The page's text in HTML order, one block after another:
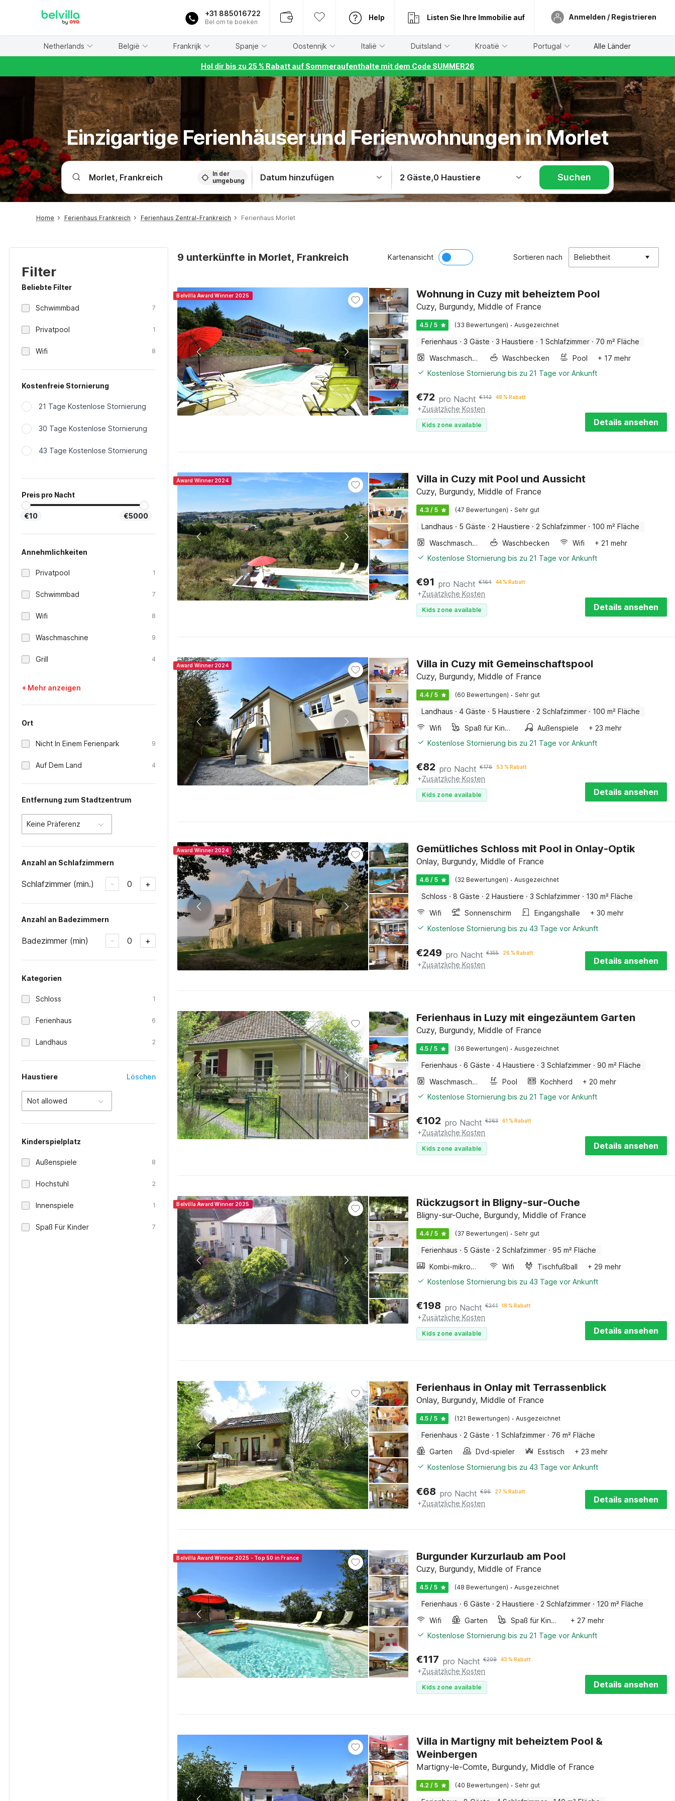
+31 885016722
Bel om te boeken
Help Listen Sie Ihre Immobilie auf Anmelden / Registrieren
Netherlands België Frankrijk Spanje Oostenrijk Italië Duitsland Kroatië Portugal Alle Länder
Hol dir bis zu 25 % Rabatt auf Sommeraufenthalte mit dem Code SUMMER26
Einzigartige Ferienhäuser und Ferienwohnungen in Morlet
In der
umgebung
Datum hinzufügen 2 Gäste,0 Haustiere Suchen
Home Ferienhaus Frankreich Ferienhaus Zentral-Frankreich Ferienhaus Morlet
Filter
Beliebte Filter
Schwimmbad 7
Privatpool 1
Wifi 8
Kostenfreie Stornierung
21 Tage Kostenlose Stornierung
30 Tage Kostenlose Stornierung
43 Tage Kostenlose Stornierung
Preis pro Nacht
€10 €5000
Annehmlichkeiten
Privatpool 1
Schwimmbad 7
Wifi 8
Waschmaschine 9
Grill 4
+ Mehr anzeigen
Ort
Nicht In Einem Ferienpark 9
Auf Dem Land 4
Entfernung zum Stadtzentrum
Keine Präferenz
Anzahl an Schlafzimmern
Schlafzimmer (min.) - 0 +
Anzahl an Badezimmern
Badezimmer (min) - 0 +
Kategorien
Schloss 1
Ferienhaus 6
Landhaus 2
Haustiere Löschen
Not allowed
Kinderspielplatz
Außenspiele 8
Hochstuhl 2
Innenspiele 1
Spaß Für Kinder 7
9 unterkünfte in Morlet, Frankreich Kartenansicht Sortieren nach Beliebtheit
Belvilla Award Winner 2025 Wohnung in Cuzy mit beheiztem Pool
Cuzy, Burgundy, Middle of France
4.5 / 5 (33 Bewertungen) · Ausgezeichnet
Ferienhaus · 3 Gäste · 3 Haustiere · 1 Schlafzimmer · 70 m² Fläche
Waschmaschine
Waschbecken Pool
+ 17 mehr
Kostenlose Stornierung bis zu 21 Tage vor Ankunft
€72 pro Nacht €142 48 % Rabatt
+Zusätzliche Kosten
Kids zone available Details ansehen
Award Winner 2024 Villa in Cuzy mit Pool und Aussicht
Cuzy, Burgundy, Middle of France
4.3 / 5 (47 Bewertungen) · Sehr gut
Landhaus · 5 Gäste · 2 Haustiere · 2 Schlafzimmer · 100 m² Fläche
Waschmaschine
Waschbecken Wifi
+ 21 mehr
Kostenlose Stornierung bis zu 21 Tage vor Ankunft
€91 pro Nacht €164 44 % Rabatt
+Zusätzliche Kosten
Kids zone available Details ansehen
Award Winner 2024 Villa in Cuzy mit Gemeinschaftspool
Cuzy, Burgundy, Middle of France
4.4 / 5 (60 Bewertungen) · Sehr gut
Landhaus · 4 Gäste · 5 Haustiere · 2 Schlafzimmer · 100 m² Fläche
Wifi
Spaß für Kinder Außenspiele
+ 23 mehr
Kostenlose Stornierung bis zu 21 Tage vor Ankunft
€82 pro Nacht €176 53 % Rabatt
+Zusätzliche Kosten
Kids zone available Details ansehen
Award Winner 2024 Gemütliches Schloss mit Pool in Onlay-Optik
Onlay, Burgundy, Middle of France
4.6 / 5 (32 Bewertungen) · Ausgezeichnet
Schloss · 8 Gäste · 2 Haustiere · 3 Schlafzimmer · 130 m² Fläche
Wifi
Sonnenschirm Eingangshalle
+ 30 mehr
Kostenlose Stornierung bis zu 43 Tage vor Ankunft
€249 pro Nacht €355 26 % Rabatt
+Zusätzliche Kosten Details ansehen
Ferienhaus in Luzy mit eingezäuntem Garten
Cuzy, Burgundy, Middle of France
4.5 / 5 (36 Bewertungen) · Ausgezeichnet
Ferienhaus · 6 Gäste · 4 Haustiere · 3 Schlafzimmer · 90 m² Fläche
Waschmaschine
Pool Kochherd
+ 20 mehr
Kostenlose Stornierung bis zu 21 Tage vor Ankunft
€102 pro Nacht €263 61 % Rabatt
+Zusätzliche Kosten
Kids zone available Details ansehen
Belvilla Award Winner 2025 Rückzugsort in Bligny-sur-Ouche
Bligny-sur-Ouche, Burgundy, Middle of France
4.4 / 5 (37 Bewertungen) · Sehr gut
Ferienhaus · 5 Gäste · 2 Schlafzimmer · 95 m² Fläche
Kombi-mikrowelle
Wifi Tischfußball
+ 29 mehr
Kostenlose Stornierung bis zu 43 Tage vor Ankunft
€198 pro Nacht €241 18 % Rabatt
+Zusätzliche Kosten
Kids zone available Details ansehen
Ferienhaus in Onlay mit Terrassenblick
Onlay, Burgundy, Middle of France
4.5 / 5 (121 Bewertungen) · Ausgezeichnet
Ferienhaus · 2 Gäste · 1 Schlafzimmer · 76 m² Fläche
Garten
Dvd-spieler Esstisch
+ 23 mehr
Kostenlose Stornierung bis zu 43 Tage vor Ankunft
€68 pro Nacht €96 27 % Rabatt
+Zusätzliche Kosten Details ansehen
Belvilla Award Winner 2025 - Top 50 in France Burgunder Kurzurlaub am Pool
Cuzy, Burgundy, Middle of France
4.5 / 5 (48 Bewertungen) · Ausgezeichnet
Ferienhaus · 6 Gäste · 2 Haustiere · 2 Schlafzimmer · 120 m² Fläche
Wifi
Garten Spaß für Kinder
+ 27 mehr
Kostenlose Stornierung bis zu 21 Tage vor Ankunft
€117 pro Nacht €209 43 % Rabatt
+Zusätzliche Kosten
Kids zone available Details ansehen
Villa in Martigny mit beheiztem Pool &
Weinbergen
Martigny-le-Comte, Burgundy, Middle of France
4.2 / 5 (40 Bewertungen) · Sehr gut